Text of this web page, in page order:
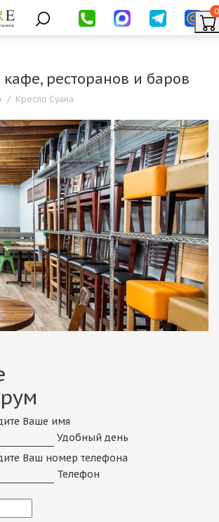
0
ресторанов и баров
/ Кресло Суана
Ваше имя
Удобный день
Ваш номер телефона
Телефон